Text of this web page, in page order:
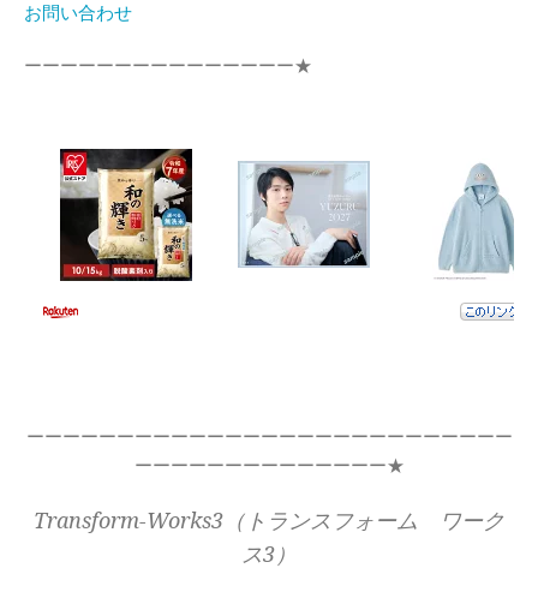
お問い合わせ
ーーーーーーーーーーーーーーー★
ーーーーーーーーーーーーーーーーーーーーーーーーーーー
ーーーーーーーーーーーーーー★
Transform-Works3（トランスフォーム ワーク
ス3）